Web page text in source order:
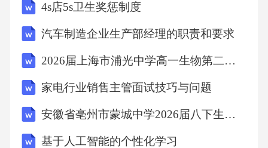
己的技能水平，为京东集团的持续发展提供有
力支持。京东集团运维开发工程师日常工作手
册可以包括以下内容及其写作方式：一、前言
开篇简要介绍手册的目的、读者对象以及适用
范围。可以强调手册为运维开发工程师提供了
工作指南，帮助他们了解在京东集团的工作职
责和任务。二、运维开发工程师的职责与角色
4s店5s卫生奖惩制度
汽车制造企业生产部经理的职责和要求
2026届上海市浦光中学高一生物第二学期期末综合测试试题含解析
家电行业销售主管面试技巧与问题
安徽省亳州市蒙城中学2026届八下生物期末调研模拟试题含解析
基于人工智能的个性化学习